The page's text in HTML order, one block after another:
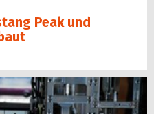
Peak und